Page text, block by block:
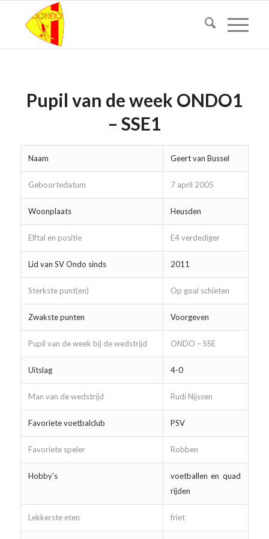
Pupil van de week ONDO1
– SSE1
Naam Geert van Bussel
Geboortedatum 7 april 2005
Woonplaats Heusden
Elftal en positie E4 verdediger
Lid van SV Ondo sinds 2011
Sterkste punt(en) Op goal schieten
Zwakste punten Voorgeven
Pupil van de week bij de wedstrijd ONDO – SSE
Uitslag 4-0
Man van de wedstrijd Rudi Nijssen
Favoriete voetbalclub PSV
Favoriete speler Robben
Hobby’s
voetballen en quad
rijden
Lekkerste eten friet